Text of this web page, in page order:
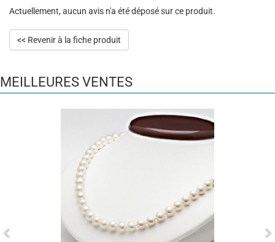
Actuellement, aucun avis n'a été déposé sur ce produit.
<< Revenir à la fiche produit
MEILLEURES VENTES